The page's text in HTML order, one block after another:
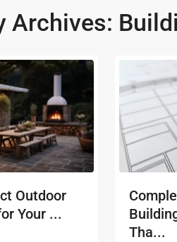
Archives:
Outdoor
Your ...
Tha...